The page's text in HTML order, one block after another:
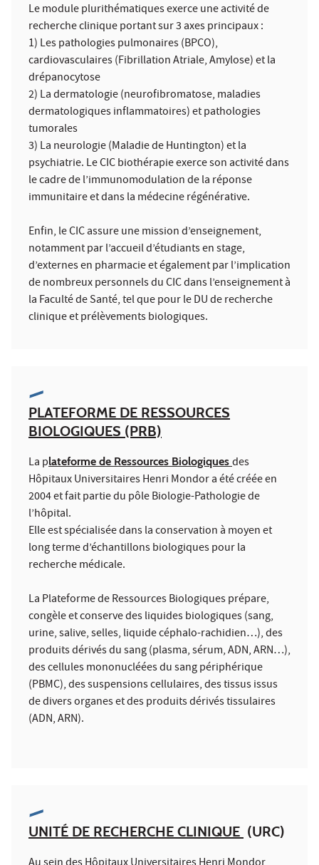
Le module plurithématiques exerce une activité de
recherche clinique portant sur 3 axes principaux :
1) Les pathologies pulmonaires (BPCO),
cardiovasculaires (Fibrillation Atriale, Amylose) et la
drépanocytose
2) La dermatologie (neurofibromatose, maladies
dermatologiques inflammatoires) et pathologies
tumorales
3) La neurologie (Maladie de Huntington) et la
psychiatrie. Le CIC biothérapie exerce son activité dans
le cadre de l’immunomodulation de la réponse
immunitaire et dans la médecine régénérative.
Enfin, le CIC assure une mission d’enseignement,
notamment par l’accueil d’étudiants en stage,
d’externes en pharmacie et également par l’implication
de nombreux personnels du CIC dans l’enseignement à
la Faculté de Santé, tel que pour le DU de recherche
clinique et prélèvements biologiques.
PLATEFORME DE RESSOURCES
BIOLOGIQUES (PRB)
La plateforme de Ressources Biologiques des
Hôpitaux Universitaires Henri Mondor a été créée en
2004 et fait partie du pôle Biologie-Pathologie de
l’hôpital.
Elle est spécialisée dans la conservation à moyen et
long terme d’échantillons biologiques pour la
recherche médicale.
La Plateforme de Ressources Biologiques prépare,
congèle et conserve des liquides biologiques (sang,
urine, salive, selles, liquide céphalo-rachidien…), des
produits dérivés du sang (plasma, sérum, ADN, ARN…),
des cellules mononucléées du sang périphérique
(PBMC), des suspensions cellulaires, des tissus issus
de divers organes et des produits dérivés tissulaires
(ADN, ARN).
UNITÉ DE RECHERCHE CLINIQUE (URC)